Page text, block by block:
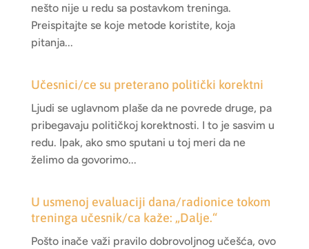
nešto nije u redu sa postavkom treninga.
Preispitajte se koje metode koristite, koja
pitanja...
Učesnici/ce su preterano politički korektni
Ljudi se uglavnom plaše da ne povrede druge, pa
pribegavaju političkoj korektnosti. I to je sasvim u
redu. Ipak, ako smo sputani u toj meri da ne
želimo da govorimo...
U usmenoj evaluaciji dana/radionice tokom
treninga učesnik/ca kaže: „Dalje.“
Pošto inače važi pravilo dobrovoljnog učešća, ovo